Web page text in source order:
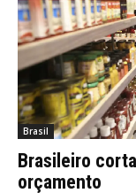
Brasil
Brasileiro
orçamento